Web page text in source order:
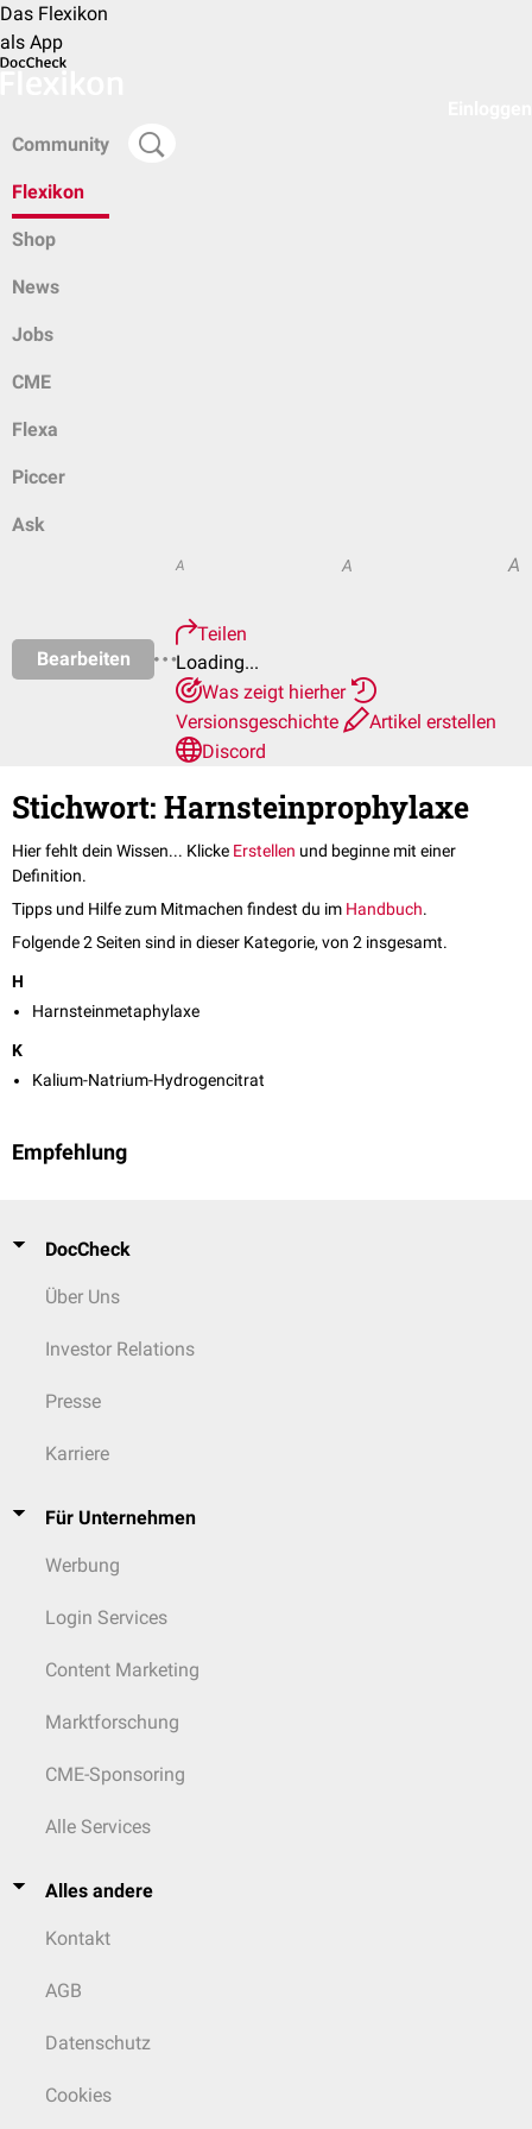
Das Flexikon
als App
Community
Flexikon
Shop
News
Jobs
CME
Flexa
Piccer
Ask
Bearbeiten
A A A
Teilen
Loading...
Was zeigt hierher
Versionsgeschichte
Artikel erstellen
Discord
Stichwort: Harnsteinprophylaxe
Hier fehlt dein Wissen... Klicke Erstellen und beginne mit einer
Definition.
Tipps und Hilfe zum Mitmachen findest du im Handbuch.
Folgende 2 Seiten sind in dieser Kategorie, von 2 insgesamt.
H
Harnsteinmetaphylaxe
K
Kalium-Natrium-Hydrogencitrat
Empfehlung
DocCheck
Über Uns
Investor Relations
Presse
Karriere
Für Unternehmen
Werbung
Login Services
Content Marketing
Marktforschung
CME-Sponsoring
Alle Services
Alles andere
Kontakt
AGB
Datenschutz
Cookies